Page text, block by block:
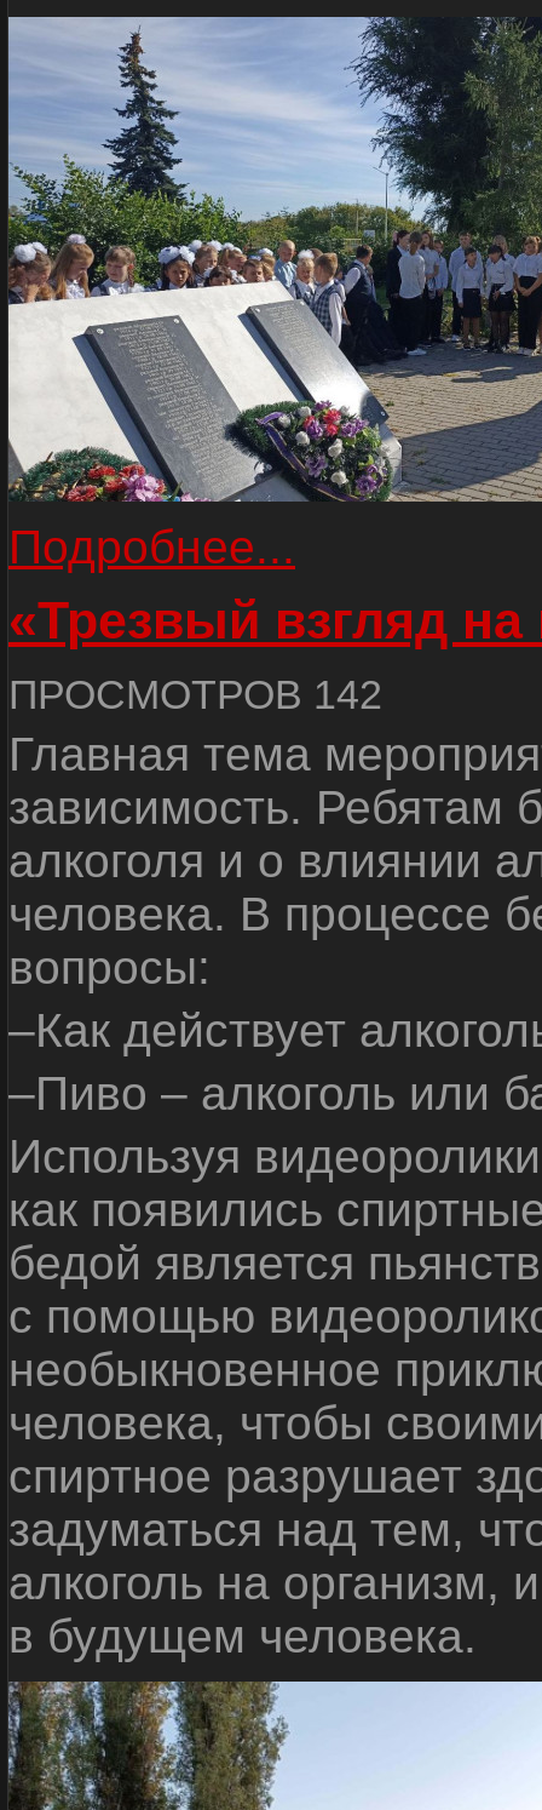
Подробнее...
«Трезвый взгляд на
ПРОСМОТРОВ 142
Главная тема
зависимость. Ребятам
алкоголя и о влиянии
человека. В процессе
вопросы:
–Как действует
–Пиво – алкоголь или
Используя
как появились
бедой является
с помощью
необыкновенное
человека, чтобы
спиртное разрушает
задуматься над тем,
алкоголь на организм,
в будущем человека.